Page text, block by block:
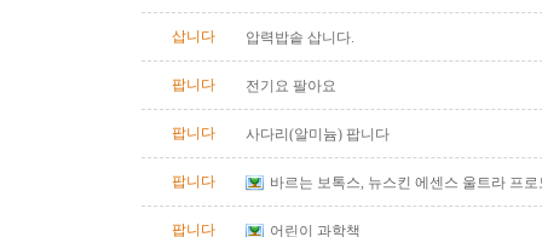
삽니다 압력밥솥 삽니다.
팝니다 전기요 팔아요
팝니다 사다리(알미늄) 팝니다
팝니다 바르는 보톡스, 뉴스킨 에센스 울트라 프로
팝니다 어린이 과학책